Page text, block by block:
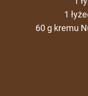
1
60 g kremu